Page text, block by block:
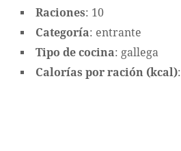
Raciones: 10
Categoría: entrante
Tipo de cocina: gallega
Calorías por ración (kcal)